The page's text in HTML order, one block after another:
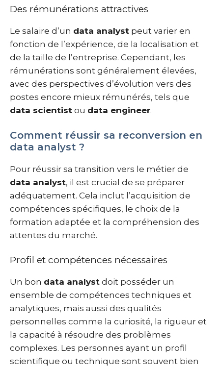
Des rémunérations attractives
Le salaire d’un data analyst peut varier en
fonction de l’expérience, de la localisation et
de la taille de l’entreprise. Cependant, les
rémunérations sont généralement élevées,
avec des perspectives d’évolution vers des
postes encore mieux rémunérés, tels que
data scientist ou data engineer.
Comment réussir sa reconversion en
data analyst ?
Pour réussir sa transition vers le métier de
data analyst, il est crucial de se préparer
adéquatement. Cela inclut l’acquisition de
compétences spécifiques, le choix de la
formation adaptée et la compréhension des
attentes du marché.
Profil et compétences nécessaires
Un bon data analyst doit posséder un
ensemble de compétences techniques et
analytiques, mais aussi des qualités
personnelles comme la curiosité, la rigueur et
la capacité à résoudre des problèmes
complexes. Les personnes ayant un profil
scientifique ou technique sont souvent bien